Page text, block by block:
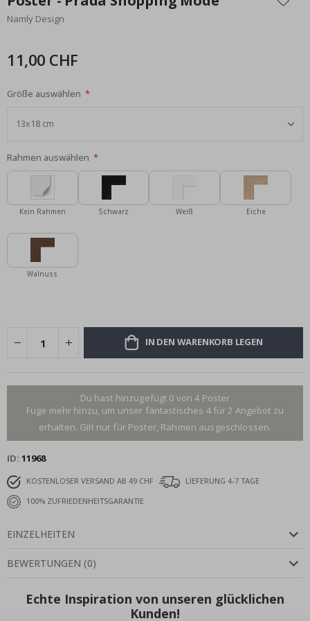
der
Bildgalerie
Namly Design
11,00 CHF
Größe auswählen
Rahmen auswählen
Kein Rahmen Schwarz Weiß Eiche
Walnuss
IN DEN WARENKORB LEGEN
Du hast hinzugefügt 0 von 4 Poster
Füge mehr hinzu, um unser fantastisches 4 für 2 Angebot zu
erhalten. Gilt nur für Poster, Rahmen ausgeschlossen.
ID 11968
KOSTENLOSER VERSAND AB 49 CHF
LIEFERUNG 4-7 TAGE
100% ZUFRIEDENHEITSGARANTIE
EINZELHEITEN
BEWERTUNGEN (0)
Echte Inspiration von unseren glücklichen
Kunden!